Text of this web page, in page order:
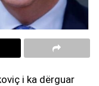
i ka dërguar